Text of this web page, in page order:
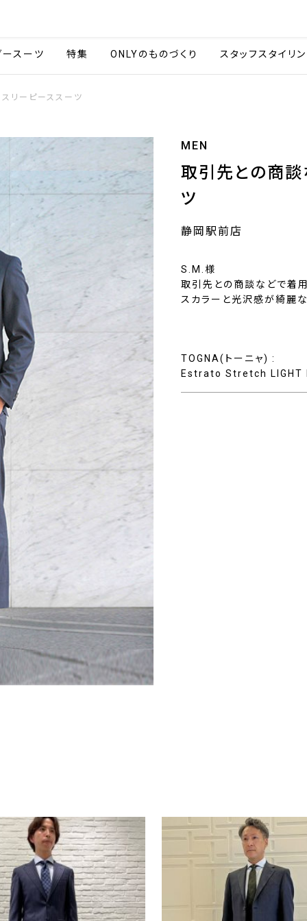
スーツ 特集 ONLYのものづくり スタッフスタイリ
リーピーススーツ
MEN
取引先との商談
ツ
静岡駅前店
S.M.様
取引先との商談などで着
スカラーと光沢感が綺麗
TOGNA(トーニャ) :
Estrato Stretch LIGHT